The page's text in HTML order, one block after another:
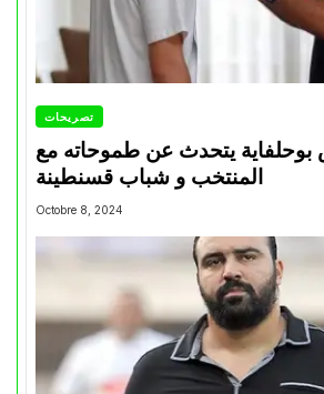
تصريحات
بوحلفاية يتحدث عن طموحاته مع
المنتخب و شباب قسنطينة
Octobre 8, 2024